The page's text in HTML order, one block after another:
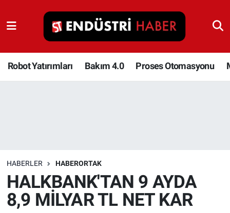
Robot Yatırımları Bakım 4.0 Proses Otomasyonu
HABERLER HABERORTAK
HALKBANK'TAN 9 AYDA
8,9 MİLYAR TL NET KAR
Robot Yatırımları
Bakım 4.0
İnşaat ve Malzeme